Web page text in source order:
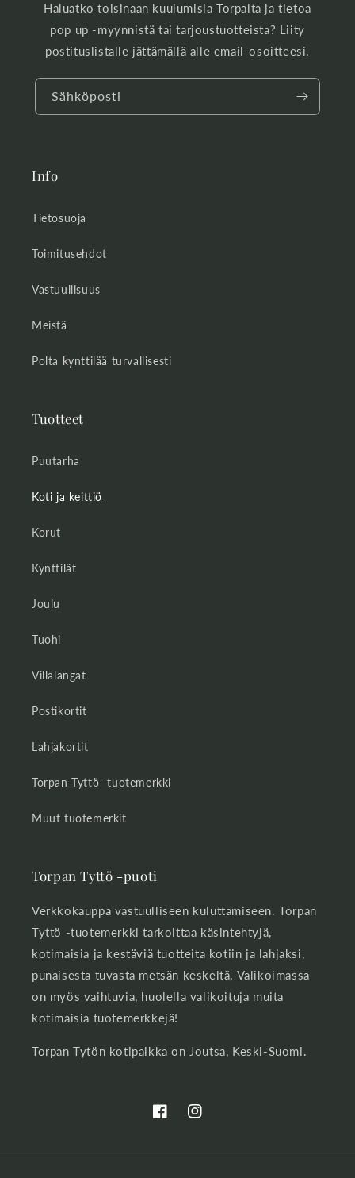
Haluatko toisinaan kuulumisia Torpalta ja tietoa
pop up -myynnistä tai tarjoustuotteista? Liity
postituslistalle jättämällä alle email-osoitteesi.
Sähköposti
Info
Tietosuoja
Toimitusehdot
Vastuullisuus
Meistä
Polta kynttilää turvallisesti
Tuotteet
Puutarha
Koti ja keittiö
Korut
Kynttilät
Joulu
Tuohi
Villalangat
Postikortit
Lahjakortit
Torpan Tyttö -tuotemerkki
Muut tuotemerkit
Torpan Tyttö -puoti
Verkkokauppa vastuulliseen kuluttamiseen. Torpan
Tyttö -tuotemerkki tarkoittaa käsintehtyjä,
kotimaisia ja kestäviä tuotteita kotiin ja lahjaksi,
punaisesta tuvasta metsän keskeltä. Valikoimassa
on myös vaihtuvia, huolella valikoituja muita
kotimaisia tuotemerkkejä!
Torpan Tytön kotipaikka on Joutsa, Keski-Suomi.
FacebookInstagram